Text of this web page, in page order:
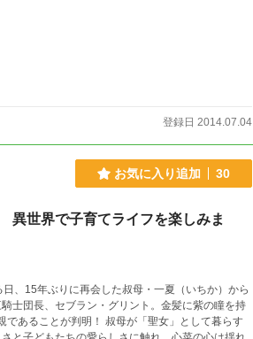
登録日 2014.07.04
お気に入り追加 30
世界で子育てライフを楽しみま
、15年ぶりに再会した叔母・一夏（いちか）から
士団長、セブラン・グリント。金髪に紫の瞳を持
あることが判明！ 叔母が「聖女」として暮らす